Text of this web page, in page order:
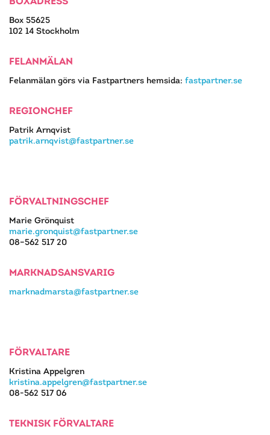
Box 55625
102 14 Stockholm
FELANMÄLAN
Felanmälan görs via Fastpartners hemsida: fastpartner.se
REGIONCHEF
Patrik Arnqvist
patrik.arnqvist@fastpartner.se
FÖRVALTNINGSCHEF
Marie Grönquist
marie.gronquist@fastpartner.se
08–562 517 20
MARKNADSANSVARIG
marknadmarsta@fastpartner.se
FÖRVALTARE
Kristina Appelgren
kristina.appelgren@fastpartner.se
08-562 517 06
TEKNISK FÖRVALTARE